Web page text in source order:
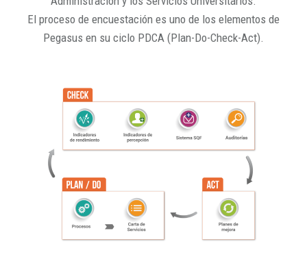
El proceso de encuestación es uno de los elementos de
Pegasus en su ciclo PDCA (Plan-Do-Check-Act).